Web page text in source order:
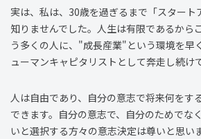
実は、私は、30歳を過ぎるまで「スタート
知りませんでした。人生は有限であるから
う多くの人に、"成長産業"という環境を早
ューマンキャピタリストとして奔走し続け
人は自由であり、自分の意志で将来何をす
できます。自分の意志で、自分のためでな
いと選択する方々の意志決定は尊いと思い